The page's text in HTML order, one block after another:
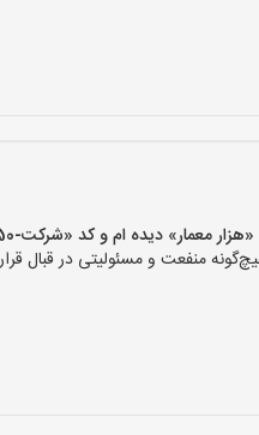
ام و کد «شرکت-10150» را اعلام کنید»
منفعت و مسئولیتی در قبال